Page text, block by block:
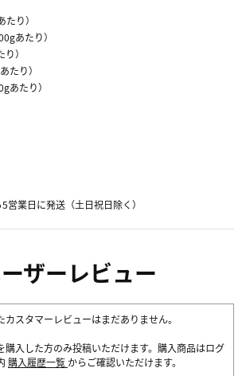
り）
あたり）
）
たり）
あたり）
営業日に発送（土日祝日除く）
ザーレビュー
カスタマーレビューはまだありません。
購入した方のみ投稿いただけます。購入商品はログ
購入履歴一覧 からご確認いただけます。